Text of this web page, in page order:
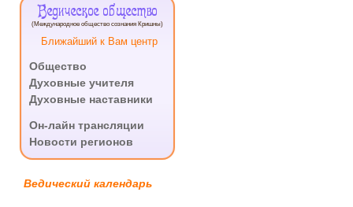
Ведическое общество
(Международное общество сознания Кришны)
Ближайший к Вам центр
Общество
Духовные учителя
Духовные наставники
Он-лайн трансляции
Новости регионов
Ведический календарь